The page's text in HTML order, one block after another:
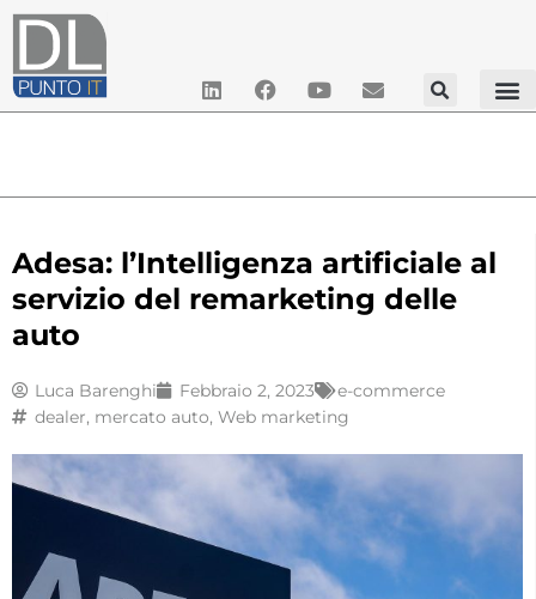
Adesa: l’Intelligenza artificiale al
servizio del remarketing delle
auto
Luca Barenghi Febbraio 2, 2023
e-commerce
dealer, mercato auto, Web marketing